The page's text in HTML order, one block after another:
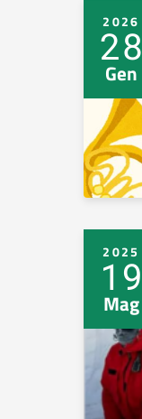
2026
28
Gen
2025
19
Mag